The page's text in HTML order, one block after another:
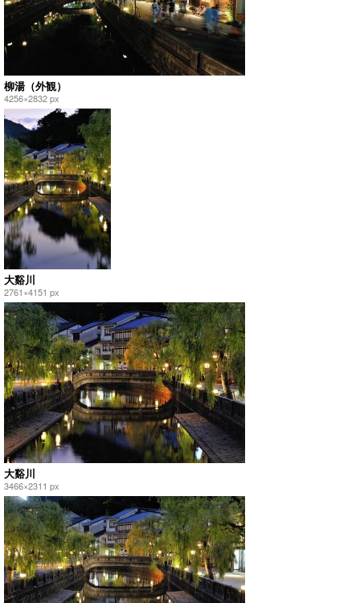
柳湯（外観）
4256×2832 px
大谿川
2761×4151 px
大谿川
3466×2311 px